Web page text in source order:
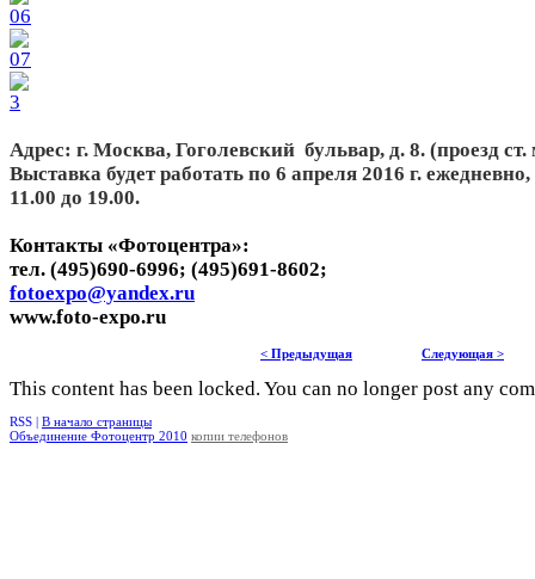
Адрес: г. Москва, Гоголевский бульвар, д. 8. (проезд
Выставка будет работать по 6 апреля 2016 г.
11.00 до 19.00.
Контакты «Фотоцентра»:
тел. (495)690-6996; (495)691-8602;
fotoexpo@yandex.ru
www.foto-expo.ru
< Предыдущая Следующая >
This content has been locked. You can no longer post any
RSS | В начало страницы
Объединение Фотоцентр 2010 копии телефонов